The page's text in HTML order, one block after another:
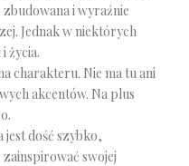
i wyraźnie
Jednak w niektórych
życia.
charakteru. Nie ma tu ani
akcentów. Na plus
dość szybko,
zainspirować swojej